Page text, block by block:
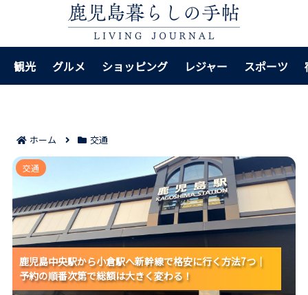
観光 グルメ ショッピング レジャー スポーツ
ホーム 交通
鹿児島中央駅から小倉駅へ新幹線で格安に行く方法7つ
｜予約の順番次第で総額は大きく変わる！
鹿児島中央駅から小倉駅へ新幹線で格安に行く方法7つ｜
予約の順番次第で総額は大きく変わる！
鹿児島中央駅から小倉駅へ新幹線で格安に行く方法7つ｜
予約の順番次第で総額は大きく変わる！
鹿児島中央駅から小倉駅へ新幹線で格安に行く方法7つ｜
予約の順番次第で総額は大きく変わる！
交通